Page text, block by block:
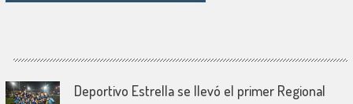
Deportivo Estrella se llevó el primer Regional